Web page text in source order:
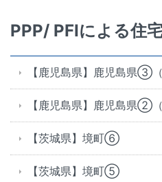
PPP/ PFIによる住
【鹿児島県】鹿児島県③
【鹿児島県】鹿児島県②
【茨城県】境町⑥
【茨城県】境町⑤